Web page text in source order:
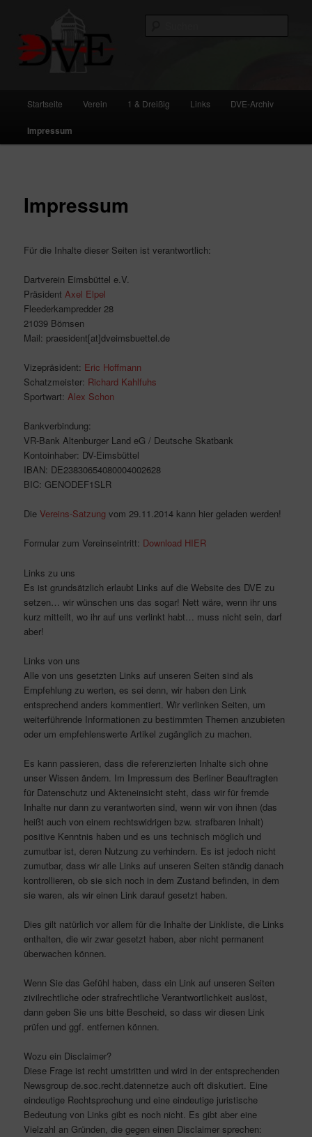
Inhalt
springenDVE
Startseite Verein 1 & Dreißig Links DVE-Archiv
Impressum
Impressum
Für die Inhalte dieser Seiten ist verantwortlich:
Dartverein Eimsbüttel e.V.
PräsidentAxel Elpel
Fleederkampredder 28
21039 Börnsen
Mail: praesident[at]dveimsbuettel.de
Vizepräsident: Eric Hoffmann
Schatzmeister: Richard Kahlfuhs
Sportwart:Alex Schon
Bankverbindung:
VR-Bank Altenburger Land eG / Deutsche Skatbank
Kontoinhaber: DV-Eimsbüttel
IBAN: DE23830654080004002628
BIC: GENODEF1SLR
DieVereins-Satzung vom 29.11.2014 kann hier geladen werden!
Formular zum Vereinseintritt: Download HIER
Links zu uns
Es ist grundsätzlich erlaubt Links auf die Website des DVE zu
setzen… wir wünschen uns das sogar! Nett wäre, wenn ihr uns
kurz mitteilt, wo ihr auf uns verlinkt habt… muss nicht sein, darf
aber!
Links von uns
Alle von uns gesetzten Links auf unseren Seiten sind als
Empfehlung zu werten, es sei denn, wir haben den Link
entsprechend anders kommentiert. Wir verlinken Seiten, um
weiterführende Informationen zu bestimmten Themen anzubieten
oder um empfehlenswerte Artikel zugänglich zu machen.
Es kann passieren, dass die referenzierten Inhalte sich ohne
unser Wissen ändern. Im Impressum des Berliner Beauftragten
für Datenschutz und Akteneinsicht steht, dass wir für fremde
Inhalte nur dann zu verantworten sind, wenn wir von ihnen (das
heißt auch von einem rechtswidrigen bzw. strafbaren Inhalt)
positive Kenntnis haben und es uns technisch möglich und
zumutbar ist, deren Nutzung zu verhindern. Es ist jedoch nicht
zumutbar, dass wir alle Links auf unseren Seiten ständig danach
kontrollieren, ob sie sich noch in dem Zustand befinden, in dem
sie waren, als wir einen Link darauf gesetzt haben.
Dies gilt natürlich vor allem für die Inhalte der Linkliste, die Links
enthalten, die wir zwar gesetzt haben, aber nicht permanent
überwachen können.
Wenn Sie das Gefühl haben, dass ein Link auf unseren Seiten
zivilrechtliche oder strafrechtliche Verantwortlichkeit auslöst,
dann geben Sie uns bitte Bescheid, so dass wir diesen Link
prüfen und ggf. entfernen können.
Wozu ein Disclaimer?
Diese Frage ist recht umstritten und wird in der entsprechenden
Newsgroup de.soc.recht.datennetze auch oft diskutiert. Eine
eindeutige Rechtsprechung und eine eindeutige juristische
Bedeutung von Links gibt es noch nicht. Es gibt aber eine
Vielzahl an Gründen, die gegen einen Disclaimer sprechen: